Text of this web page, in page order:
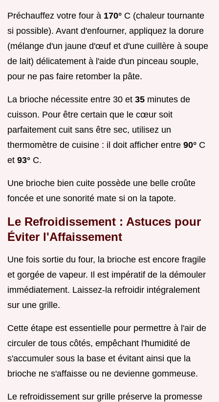
Préchauffez votre four à 170° C (chaleur tournante
si possible). Avant d'enfourner, appliquez la dorure
(mélange d'un jaune d'œuf et d'une cuillère à soupe
de lait) délicatement à l'aide d'un pinceau souple,
pour ne pas faire retomber la pâte.
La brioche nécessite entre 30 et 35 minutes de
cuisson. Pour être certain que le cœur soit
parfaitement cuit sans être sec, utilisez un
thermomètre de cuisine : il doit afficher entre 90° C
et 93° C.
Une brioche bien cuite possède une belle croûte
foncée et une sonorité mate si on la tapote.
Le Refroidissement : Astuces pour
Éviter l'Affaissement
Une fois sortie du four, la brioche est encore fragile
et gorgée de vapeur. Il est impératif de la démouler
immédiatement. Laissez-la refroidir intégralement
sur une grille.
Cette étape est essentielle pour permettre à l'air de
circuler de tous côtés, empêchant l'humidité de
s'accumuler sous la base et évitant ainsi que la
brioche ne s'affaisse ou ne devienne gommeuse.
Le refroidissement sur grille préserve la promesse